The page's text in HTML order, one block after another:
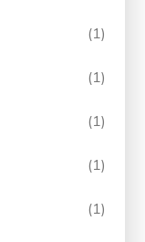
(1)
(1)
(1)
(1)
(1)